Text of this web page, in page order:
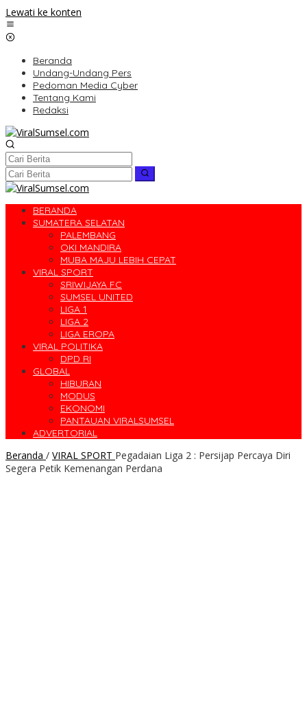
Lewati ke konten
Beranda
Undang-Undang Pers
Pedoman Media Cyber
Tentang Kami
Redaksi
BERANDA
SUMATERA SELATAN
PALEMBANG
OKI MANDIRA
MUBA MAJU LEBIH CEPAT
VIRAL SPORT
SRIWIJAYA FC
SUMSEL UNITED
LIGA 1
LIGA 2
LIGA EROPA
VIRAL POLITIKA
DPD RI
GLOBAL
HIBURAN
MODUS
EKONOMI
PANTAUAN VIRALSUMSEL
ADVERTORIAL
Beranda / VIRAL SPORT Pegadaian Liga 2 : Persijap Percaya Diri
Segera Petik Kemenangan Perdana